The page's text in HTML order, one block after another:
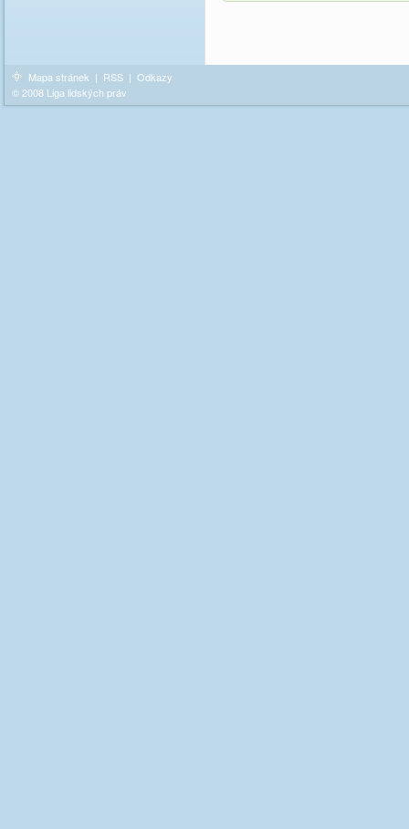
Mapa stránek | RSS | Odkazy
© 2008 Liga lidských práv